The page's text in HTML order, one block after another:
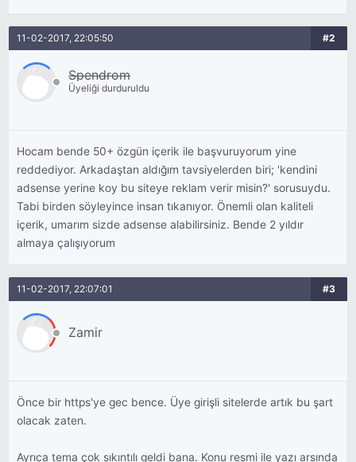
11-02-2017, 22:05:50 #2
Spendrom
Üyeliği durduruldu
Hocam bende 50+ özgün içerik ile başvuruyorum yine
reddediyor. Arkadaştan aldığım tavsiyelerden biri; 'kendini
adsense yerine koy bu siteye reklam verir misin?' sorusuydu.
Tabi birden söyleyince insan tıkanıyor. Önemli olan kaliteli
içerik, umarım sizde adsense alabilirsiniz. Bende 2 yıldır
almaya çalışıyorum
11-02-2017, 22:07:01 #3
Zamir
Önce bir https'ye gec bence. Üye girişli sitelerde artık bu şart
olacak zaten.
Ayrıca tema çok sıkıntılı geldi bana. Konu resmi ile yazı arsında